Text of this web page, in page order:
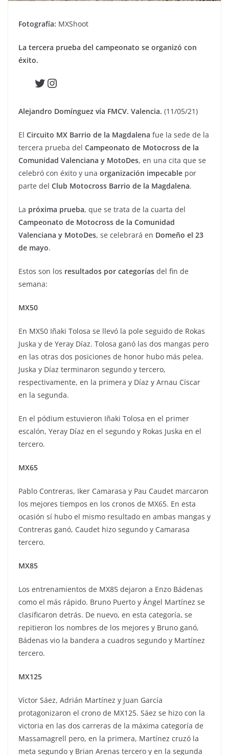
Fotografía: MXShoot
La tercera prueba del campeonato se organizó con
éxito.
Twitter
Instagram
Alejandro Domínguez vía FMCV. Valencia. (11/05/21)
El Circuito MX Barrio de la Magdalena fue la sede de la
tercera prueba del Campeonato de Motocross de la
Comunidad Valenciana y MotoDes, en una cita que se
celebró con éxito y una organización impecable por
parte del Club Motocross Barrio de la Magdalena.
La próxima prueba, que se trata de la cuarta del
Campeonato de Motocross de la Comunidad
Valenciana y MotoDes, se celebrará en Domeño el 23
de mayo.
Estos son los resultados por categorías del fin de
semana:
MX50
En MX50 Iñaki Tolosa se llevó la pole seguido de Rokas
Juska y de Yeray Díaz. Tolosa ganó las dos mangas pero
en las otras dos posiciones de honor hubo más pelea.
Juska y Díaz terminaron segundo y tercero,
respectivamente, en la primera y Díaz y Arnau Císcar
en la segunda.
En el pódium estuvieron Iñaki Tolosa en el primer
escalón, Yeray Díaz en el segundo y Rokas Juska en el
tercero.
MX65
Pablo Contreras, Iker Camarasa y Pau Caudet marcaron
los mejores tiempos en los cronos de MX65. En esta
ocasión sí hubo el mismo resultado en ambas mangas y
Contreras ganó, Caudet hizo segundo y Camarasa
tercero.
MX85
Los entrenamientos de MX85 dejaron a Enzo Bádenas
como el más rápido. Bruno Puerto y Ángel Martínez se
clasificaron detrás. De nuevo, en esta categoría, se
repitieron los nombres de los mejores y Bruno ganó,
Bádenas vio la bandera a cuadros segundo y Martínez
tercero.
MX125
Víctor Sáez, Adrián Martínez y Juan García
protagonizaron el crono de MX125. Sáez se hizo con la
victoria en las dos carreras de la máxima categoría de
Massamagrell pero, en la primera, Martínez cruzó la
meta segundo y Brian Arenas tercero y en la segunda